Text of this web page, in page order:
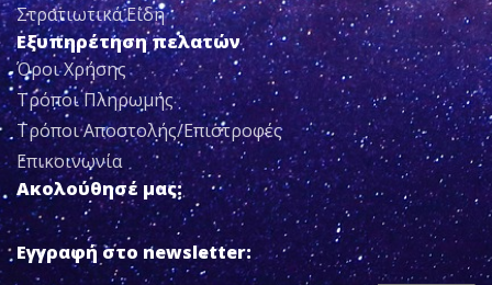
Στρατιωτικά Είδη
Εξυπηρέτηση πελατών
Όροι Χρήσης
Τρόποι Πληρωμής
Τρόποι Αποστολής/Επιστροφές
Επικοινωνία
Ακολούθησέ μας:
Εγγραφή στο newsletter: